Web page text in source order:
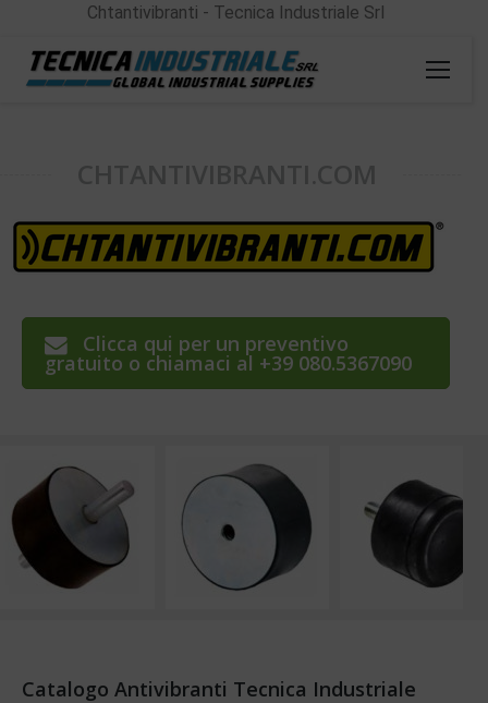
Chtantivibranti - Tecnica Industriale Srl
Clicca qui per un preventivo
gratuito o chiamaci al +39 080.5367090
Catalogo Antivibranti Tecnica Industriale